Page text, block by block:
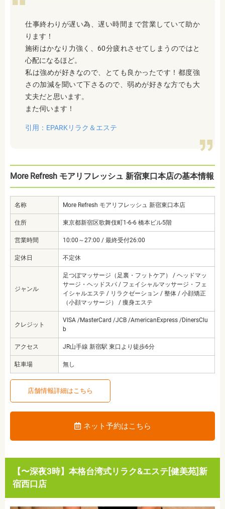
仕事終わりが遅い為、遅い時間まで営業していて助か
ります！
施術はかなり力強く、60分疲れさせてしまうのではと
心配になるほど。
私は強めが好きなので、とても良かったです！都度強
さの加減を聞いて下さるので、弱めが好きな方でも大
丈夫だと思います。
また伺います！
引用：EPARKリラク＆エステ
More Refresh モアリフレッシュ 新宿東口本店の基本情報
名称 More Refresh モアリフレッシュ 新宿東口本店
住所 東京都新宿区歌舞伎町1-6-6 橋本ビル5階
営業時間 10:00～27:00 / 最終受付26:00
定休日 不定休
ジャンル
足つぼマッサージ（足裏・フットケア） / ヘッドマッ
サージ・ヘッドスパ / フェイシャルマッサージ・フェ
イシャルエステ / リラクゼーション / 整体 / 小顔矯正
（小顔マッサージ） / 痩身エステ
クレジット
VISA /MasterCard /JCB /AmericanExpress /DinersClu
b
アクセス JR山手線 新宿駅 東口より徒歩6分
駐車場 無し
店舗情報詳細はこちら
ネット予約はこちら
【〜深夜3時】本格台湾式リラク&エステ[健美苑]新
宿西口店